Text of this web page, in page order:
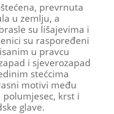
prevrnuta
u zemlju, a
su lišajevima i
su raspoređeni
u pravcu
i sjeverozapad
stećcima
motivi među
krst i
glave.